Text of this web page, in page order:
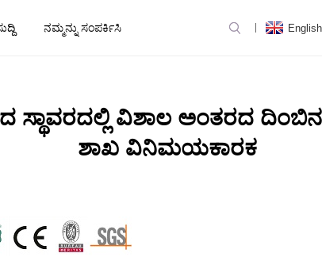
ನಮ್ಮನ್ನು ಸಂಪರ್ಕಿಸಿ English
ಸ್ಥಾವರದಲ್ಲಿ ವಿಶಾಲ ಅಂತರದ
ಶಾಖ ವಿನಿಮಯಕಾರಕ